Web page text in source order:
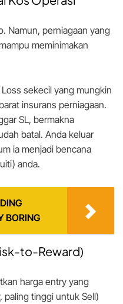
Namun, perniagaan yang
meminimakan
sekecil yang mungkin
insurans perniagaan.
SL, bermakna
batal. Anda keluar
ia menjadi bencana
anda.
BORING
to-Reward)
harga entry yang
paling tinggi untuk Sell)